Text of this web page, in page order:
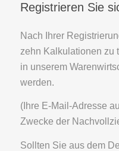
Registrieren Sie
Nach Ihrer
zehn Kalkulationen zu
in unserem
werden.
(Ihre E-Mail-Adresse
Zwecke der
Sollten Sie aus dem